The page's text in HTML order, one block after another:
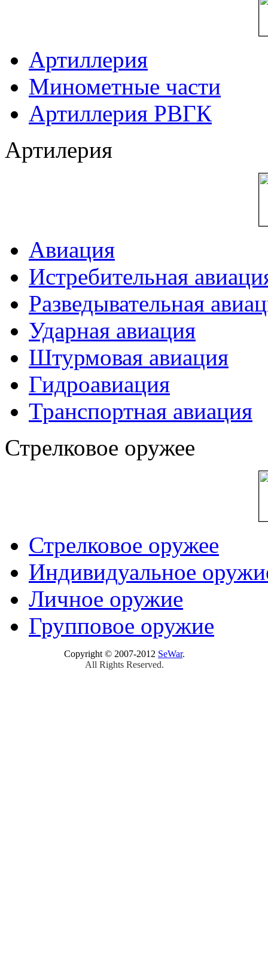
Артиллерия
Минометные части
Артиллерия РВГК
Артилерия
Авиация
Истребительная
Разведывательная
Ударная авиация
Штурмовая авиация
Гидроавиация
Транспортная авиация
Стрелковое оружее
Стрелковое оружее
Индивидуальное
Личное оружие
Групповое оружие
Copyright © 2007-2012 SeWar.
All Rights Reserved.